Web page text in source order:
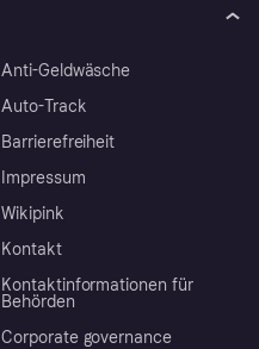
Anti-Geldwäsche
Auto-Track
Barrierefreiheit
Impressum
Wikipink
Kontakt
Kontaktinformationen für
Behörden
Corporate governance